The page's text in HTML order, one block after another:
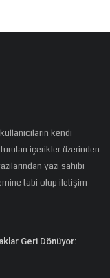
kendi
içerikler üzerinden
yazı sahibi
tabi olup iletişim
Geri Dönüyor: